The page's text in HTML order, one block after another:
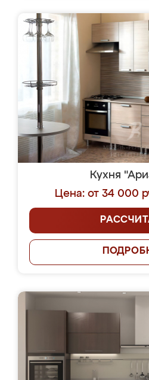
Кухня
Цена: от 34 000